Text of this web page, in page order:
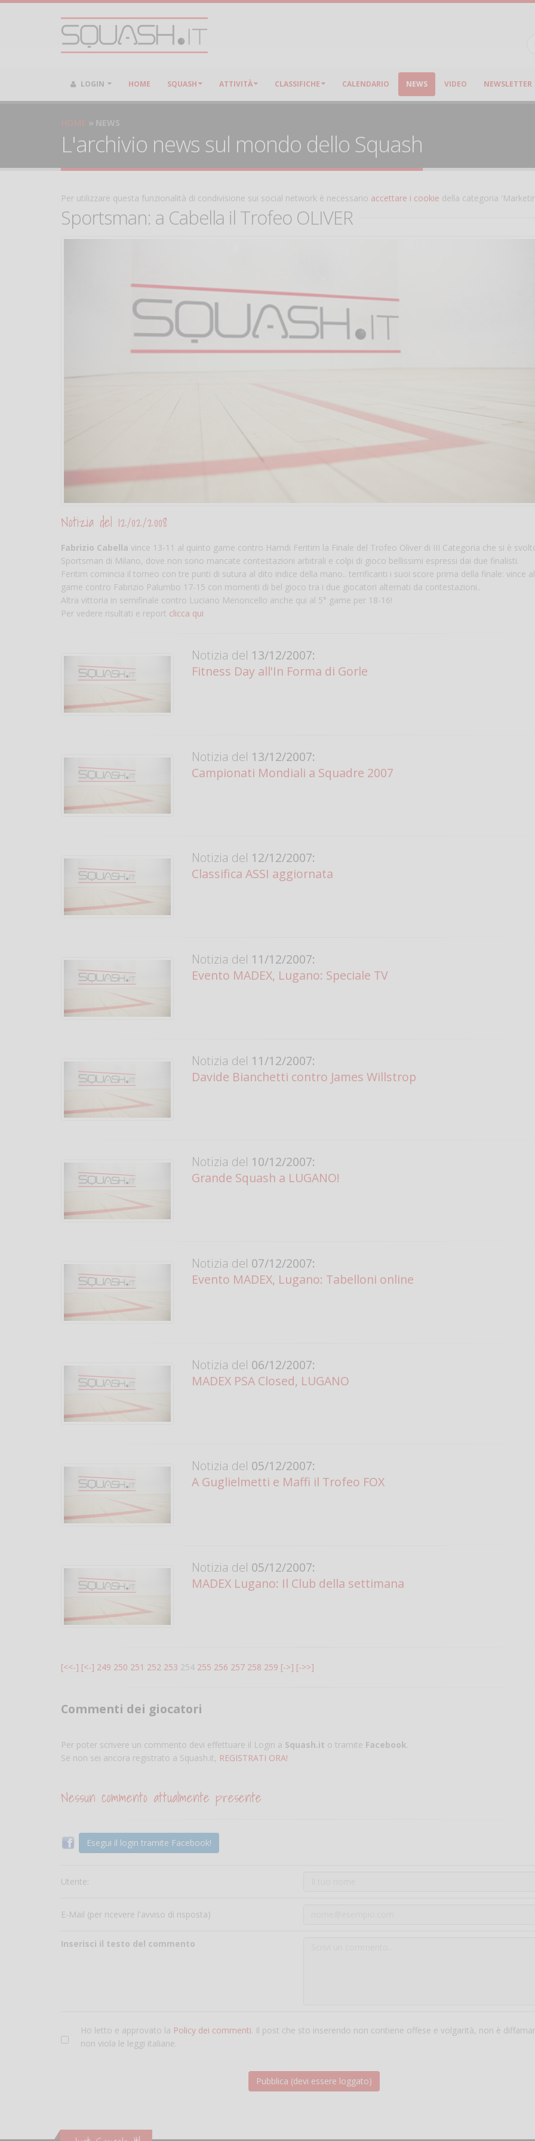
LOGIN HOME SQUASH ATTIVITÀ CLASSIFICHE CALENDARIO NEWS VIDEO NEWSLETTER
HOME NEWS
L'archivio news sul mondo dello Squash
Per utilizzare questa funzionalità di condivisione sui social network è necessario accettare i cookie della categoria
Sportsman: a Cabella il Trofeo OLIVER
Notizia del 12/02/2008
Fabrizio Cabella vince 13-11 al quinto game contro Hamdi Feritim la Finale del Trofeo Oliver di III Categoria che si è
Sportsman di Milano, dove non sono mancate contestazioni arbitrali e colpi di gioco bellissimi espressi dai due finalisti.
Feritim comincia il torneo con tre punti di sutura al dito indice della mano.. terrificanti i suoi score prima della finale: vince
game contro Fabrizio Palumbo 17-15 con momenti di bel gioco tra i due giocatori alternati da contestazioni..
Altra vittoria in semifinale contro Luciano Menoncello anche qui al 5° game per 18-16!
Per vedere risultati e report clicca qui
Notizia del 13/12/2007:
Fitness Day all'In Forma di Gorle
Notizia del 13/12/2007:
Campionati Mondiali a Squadre 2007
Notizia del 12/12/2007:
Classifica ASSI aggiornata
Notizia del 11/12/2007:
Evento MADEX, Lugano: Speciale TV
Notizia del 11/12/2007:
Davide Bianchetti contro James Willstrop
Notizia del 10/12/2007:
Grande Squash a LUGANO!
Notizia del 07/12/2007:
Evento MADEX, Lugano: Tabelloni online
Notizia del 06/12/2007:
MADEX PSA Closed, LUGANO
Notizia del 05/12/2007:
A Guglielmetti e Maffi il Trofeo FOX
Notizia del 05/12/2007:
MADEX Lugano: Il Club della settimana
[<<-] [<-] 249 250 251 252 253 254 255 256 257 258 259 [->] [->>]
Commenti dei giocatori
Per poter scrivere un commento devi effettuare il Login a Squash.it o tramite Facebook.
Se non sei ancora registrato a Squash.it, REGISTRATI ORA!
Nessun commento attualmente presente
Esegui il login tramite Facebook!
Utente:
E-Mail (per ricevere l'avviso di risposta)
Inserisci il testo del commento
Ho letto e approvato la Policy dei commenti. Il post che sto inserendo non contiene offese e volgarità, non è
non viola le leggi italiane.